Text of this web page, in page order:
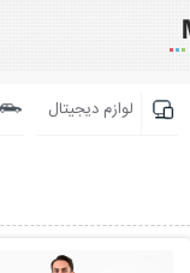
لوازم دیجیتال